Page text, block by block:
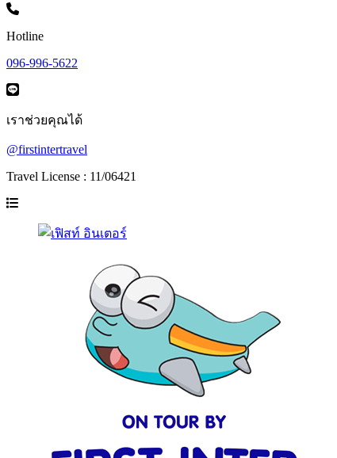
Hotline
096-996-5622
เราช่วยคุณได้
@firstintertravel
Travel License : 11/06421